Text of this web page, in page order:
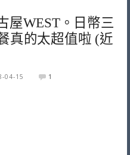
屋WEST。日幣三
真的太超值啦 (近
04-15 1